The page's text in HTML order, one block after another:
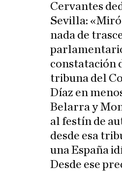
Cervantes
Sevilla: «Miró
nada de
constatación
tribuna del
Díaz en
Belarra y
al festín de
desde esa
una España
Desde ese